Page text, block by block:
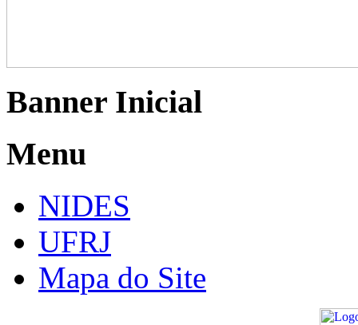
Banner Inicial
Menu
NIDES
UFRJ
Mapa do Site